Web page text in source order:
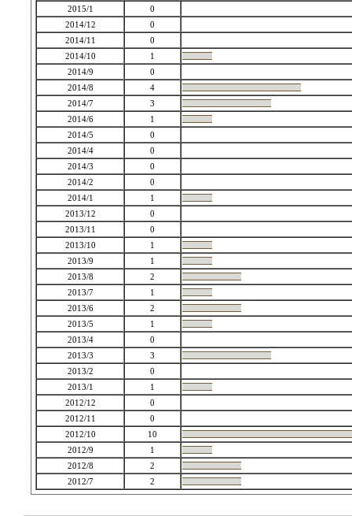
2015/1
0
2014/12
0
2014/11
0
2014/10
1
2014/9
0
2014/8
4
2014/7
3
2014/6
1
2014/5
0
2014/4
0
2014/3
0
2014/2
0
2014/1
1
2013/12
0
2013/11
0
2013/10
1
2013/9
1
2013/8
2
2013/7
1
2013/6
2
2013/5
1
2013/4
0
2013/3
3
2013/2
0
2013/1
1
2012/12
0
2012/11
0
2012/10
10
2012/9
1
2012/8
2
2012/7
2